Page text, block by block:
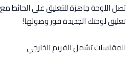
تصل اللوحة جاهزة للتعليق على الحائط
تعليق لوحتك الجديدة فور وصولها!
المقاسات تشمل الفريم الخارجي